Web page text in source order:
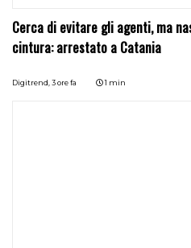
Cerca di evitare gli agenti, ma
cintura: arrestato a Catania
Digitrend, 3 ore fa 1 min